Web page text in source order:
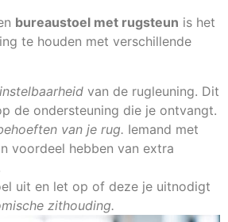
bureaustoel met rugsteun is het
te houden met verschillende
instelbaarheid van de rugleuning. Dit
de ondersteuning die je ontvangt.
van je rug. Iemand met
voordeel hebben van extra
uit en let op of deze je uitnodigt
zithouding.